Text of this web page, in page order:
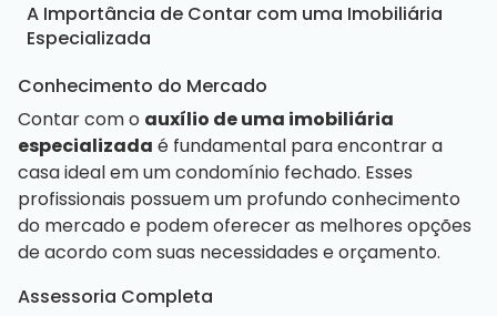
A Importância de Contar com uma Imobiliária
Especializada
Conhecimento do Mercado
Contar com o auxílio de uma imobiliária
especializada é fundamental para encontrar a
casa ideal em um condomínio fechado. Esses
profissionais possuem um profundo conhecimento
do mercado e podem oferecer as melhores opções
de acordo com suas necessidades e orçamento.
Assessoria Completa